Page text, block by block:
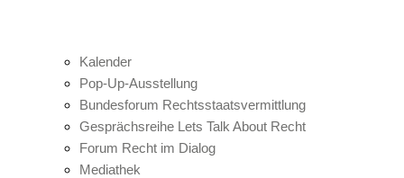
Kalender
Pop-Up-Ausstellung
Bundesforum Rechtsstaatsvermittlung
Gesprächsreihe Lets Talk About Recht
Forum Recht im Dialog
Mediathek